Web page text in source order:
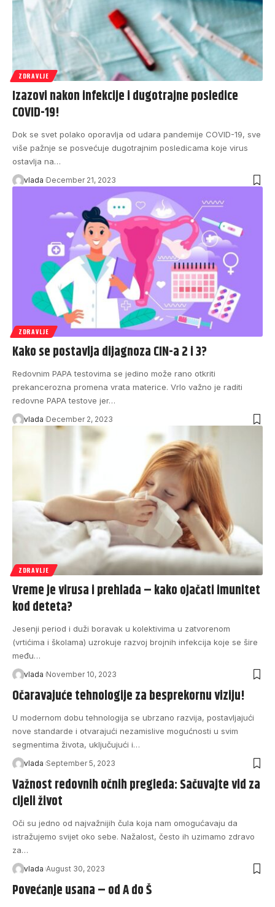
ZDRAVLJE
Izazovi nakon infekcije i dugotrajne posledice
COVID-19!
Dok se svet polako oporavlja od udara pandemije COVID-19, sve
više pažnje se posvećuje dugotrajnim posledicama koje virus
ostavlja na…
vlada December 21, 2023
ZDRAVLJE
Kako se postavlja dijagnoza CIN-a 2 i 3?
Redovnim PAPA testovima se jedino može rano otkriti
prekancerozna promena vrata materice. Vrlo važno je raditi
redovne PAPA testove jer…
vlada December 2, 2023
ZDRAVLJE
Vreme je virusa i prehlada – kako ojačati imunitet
kod deteta?
Jesenji period i duži boravak u kolektivima u zatvorenom
(vrtićima i školama) uzrokuje razvoj brojnih infekcija koje se šire
među…
vlada November 10, 2023
Očaravajuće tehnologije za besprekornu viziju!
U modernom dobu tehnologija se ubrzano razvija, postavljajući
nove standarde i otvarajući nezamislive mogućnosti u svim
segmentima života, uključujući i…
vlada September 5, 2023
Važnost redovnih očnih pregleda: Sačuvajte vid za
cijeli život
Oči su jedno od najvažnijih čula koja nam omogućavaju da
istražujemo svijet oko sebe. Nažalost, često ih uzimamo zdravo
za…
vlada August 30, 2023
Povećanje usana – od A do Š